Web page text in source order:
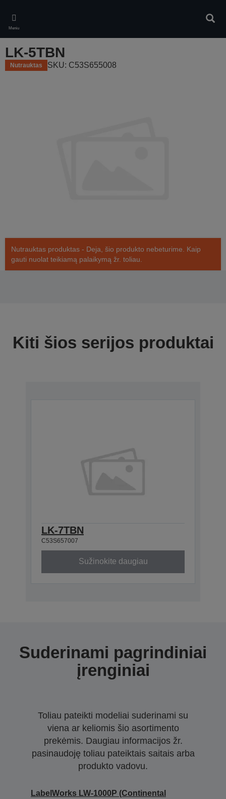
main
content
Meniu
LK-5TBN
Nutrauktas SKU: C53S655008
Nutrauktas produktas - Deja, šio produkto nebeturime. Kaip
gauti nuolat teikiamą palaikymą žr. toliau.
Kiti šios serijos produktai
LK-7TBN
C53S657007
Sužinokite daugiau
Suderinami pagrindiniai
įrenginiai
Toliau pateikti modeliai suderinami su
viena ar keliomis šio asortimento
prekėmis. Daugiau informacijos žr.
pasinaudoję toliau pateiktais saitais arba
produkto vadovu.
LabelWorks LW-1000P (Continental